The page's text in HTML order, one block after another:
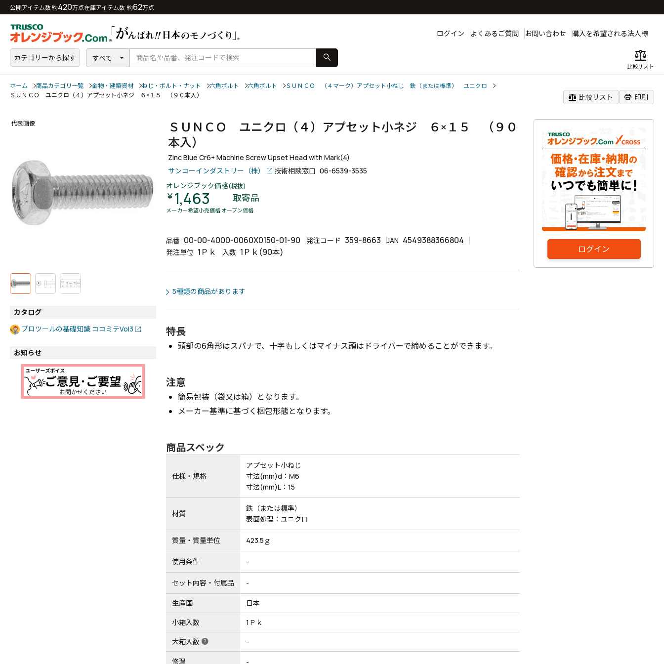
公開アイテム数 約420万点在庫アイテム数 約62万点
ログイン よくあるご質問 お問い合わせ 購入を希望される法人様
カテゴリーから探す すべて search balance
比較リスト
ホーム 商品カテゴリ一覧 金物・建築資材 ねじ・ボルト・ナット 六角ボルト 六角ボルト
ＳＵＮＣＯ （４マーク）アプセット小ねじ 鉄（または標準） ユニクロ
ＳＵＮＣＯ ユニクロ（４）アプセット小ネジ ６×１５ （９０本入）
balance 比較リスト print 印刷
ログイン
代表画像
カタログ
プロツールの基礎知識 ココミテVol3
お知らせ
ＳＵＮＣＯ ユニクロ（４）アプセット小ネジ ６×１５ （９０
本入）
Zinc Blue Cr6+ Machine Screw Upset Head with Mark(4)
サンコーインダストリー（株）
技術相談窓口 06-6539-3535
オレンジブック価格(税抜)
￥ 1,463 取寄品
メーカー希望小売価格 オープン価格
品番 00-00-4000-0060X0150-01-90 発注コード 359-8663 JAN 4549388366804
発注単位 1Ｐｋ 入数 1Ｐｋ(90本)
5種類の商品があります
特長
頭部の6角形はスパナで、十字もしくはマイナス頭はドライバーで締めることができます。
注意
簡易包装（袋又は箱）となります。
メーカー基準に基づく梱包形態となります。
商品スペック
仕様・規格
アプセット小ねじ
寸法(mm)d：M6
寸法(mm)L：15
材質
鉄（または標準）
表面処理：ユニクロ
質量・質量単位 423.5ｇ
使用条件 -
セット内容・付属品 -
生産国 日本
小箱入数 1Ｐｋ
大箱入数 help -
修理 -